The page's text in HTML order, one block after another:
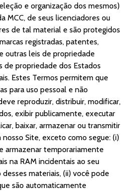
e organização dos mesmos)
MCC, de seus licenciadores ou
de tal material e são protegidos
registradas, patentes,
outras leis de propriedade
de propriedade dos Estados
Estes Termos permitem que
para uso pessoal e não
reproduzir, distribuir, modificar,
exibir publicamente, executar
baixar, armazenar ou transmitir
Site, exceto como segue: (i)
armazenar temporariamente
na RAM incidentais ao seu
desses materiais, (ii) você pode
são automaticamente